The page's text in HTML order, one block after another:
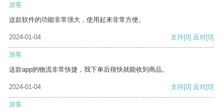
游客
这款软件的功能非常强大，使用起来非常方便。
2024-01-04 支持[0] 反对[0]
游客
这款app的物流非常快捷，我下单后很快就能收到商品。
2024-01-04 支持[0] 反对[0]
游客